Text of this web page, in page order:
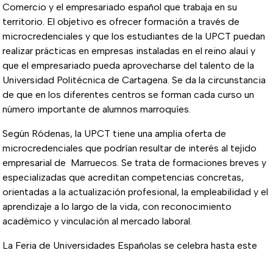
Comercio y el empresariado español que trabaja en su
territorio. El objetivo es ofrecer formación a través de
microcredenciales y que los estudiantes de la UPCT puedan
realizar prácticas en empresas instaladas en el reino alauí y
que el empresariado pueda aprovecharse del talento de la
Universidad Politécnica de Cartagena. Se da la circunstancia
de que en los diferentes centros se forman cada curso un
número importante de alumnos marroquíes.
Según Ródenas, la UPCT tiene una amplia oferta de
microcredenciales que podrían resultar de interés al tejido
empresarial de Marruecos. Se trata de formaciones breves y
especializadas que acreditan competencias concretas,
orientadas a la actualización profesional, la empleabilidad y el
aprendizaje a lo largo de la vida, con reconocimiento
académico y vinculación al mercado laboral.
La Feria de Universidades Españolas se celebra hasta este